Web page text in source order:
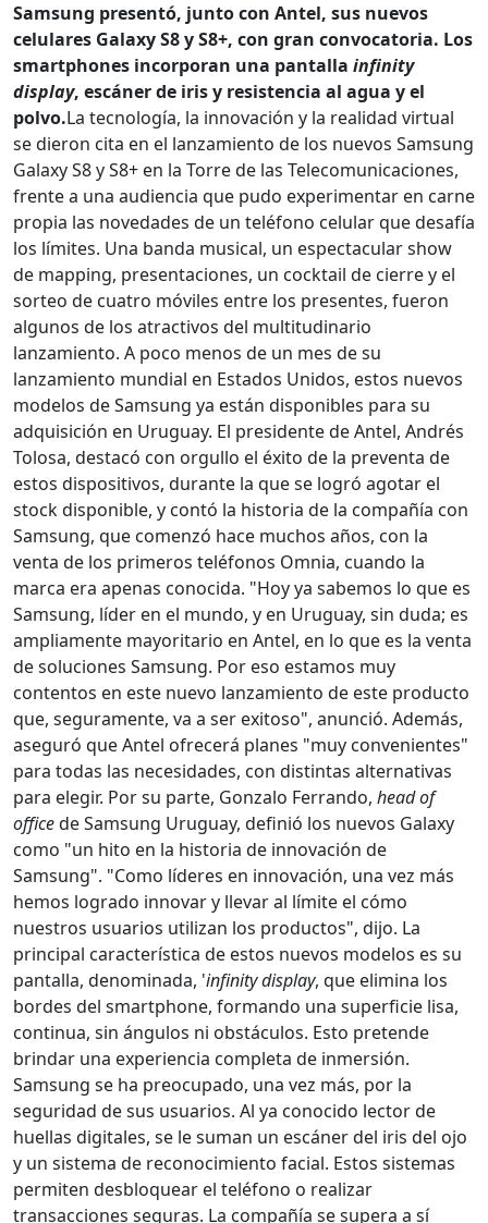
Samsung presentó, junto con Antel, sus nuevos
celulares Galaxy S8 y S8+, con gran convocatoria. Los
smartphones incorporan una pantalla infinity
display, escáner de iris y resistencia al agua y el
polvo.La tecnología, la innovación y la realidad virtual
se dieron cita en el lanzamiento de los nuevos Samsung
Galaxy S8 y S8+ en la Torre de las Telecomunicaciones,
frente a una audiencia que pudo experimentar en carne
propia las novedades de un teléfono celular que desafía
los límites. Una banda musical, un espectacular show
de mapping, presentaciones, un cocktail de cierre y el
sorteo de cuatro móviles entre los presentes, fueron
algunos de los atractivos del multitudinario
lanzamiento. A poco menos de un mes de su
lanzamiento mundial en Estados Unidos, estos nuevos
modelos de Samsung ya están disponibles para su
adquisición en Uruguay. El presidente de Antel, Andrés
Tolosa, destacó con orgullo el éxito de la preventa de
estos dispositivos, durante la que se logró agotar el
stock disponible, y contó la historia de la compañía con
Samsung, que comenzó hace muchos años, con la
venta de los primeros teléfonos Omnia, cuando la
marca era apenas conocida. "Hoy ya sabemos lo que es
Samsung, líder en el mundo, y en Uruguay, sin duda; es
ampliamente mayoritario en Antel, en lo que es la venta
de soluciones Samsung. Por eso estamos muy
contentos en este nuevo lanzamiento de este producto
que, seguramente, va a ser exitoso", anunció. Además,
aseguró que Antel ofrecerá planes "muy convenientes"
para todas las necesidades, con distintas alternativas
para elegir. Por su parte, Gonzalo Ferrando, head of
officede Samsung Uruguay, definió los nuevos Galaxy
como "un hito en la historia de innovación de
Samsung". "Como líderes en innovación, una vez más
hemos logrado innovar y llevar al límite el cómo
nuestros usuarios utilizan los productos", dijo. La
principal característica de estos nuevos modelos es su
pantalla, denominada, 'infinity display, que elimina los
bordes del smartphone, formando una superficie lisa,
continua, sin ángulos ni obstáculos. Esto pretende
brindar una experiencia completa de inmersión.
Samsung se ha preocupado, una vez más, por la
seguridad de sus usuarios. Al ya conocido lector de
huellas digitales, se le suman un escáner del iris del ojo
y un sistema de reconocimiento facial. Estos sistemas
permiten desbloquear el teléfono o realizar
transacciones seguras. La compañía se supera a sí